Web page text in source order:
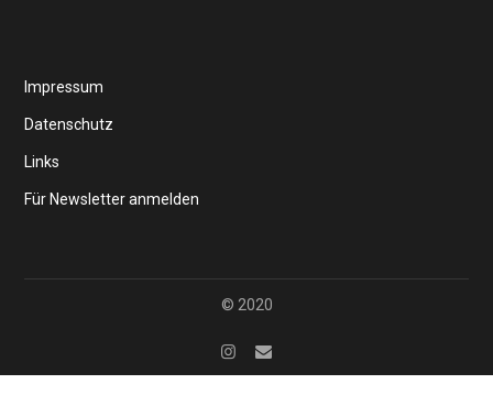
Impressum
Datenschutz
Links
Für Newsletter anmelden
© 2020